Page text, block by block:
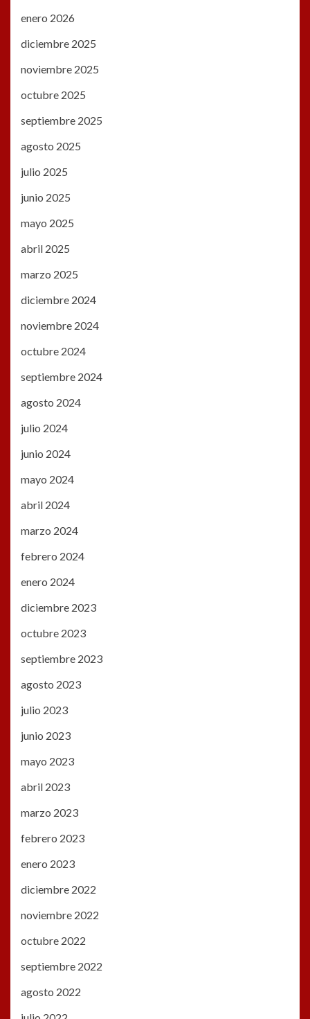
enero 2026
diciembre 2025
noviembre 2025
octubre 2025
septiembre 2025
agosto 2025
julio 2025
junio 2025
mayo 2025
abril 2025
marzo 2025
diciembre 2024
noviembre 2024
octubre 2024
septiembre 2024
agosto 2024
julio 2024
junio 2024
mayo 2024
abril 2024
marzo 2024
febrero 2024
enero 2024
diciembre 2023
octubre 2023
septiembre 2023
agosto 2023
julio 2023
junio 2023
mayo 2023
abril 2023
marzo 2023
febrero 2023
enero 2023
diciembre 2022
noviembre 2022
octubre 2022
septiembre 2022
agosto 2022